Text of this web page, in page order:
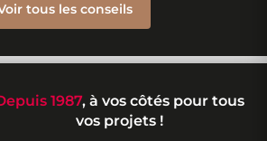
tous les conseils
1987, à vos côtés pour tous
vos projets !